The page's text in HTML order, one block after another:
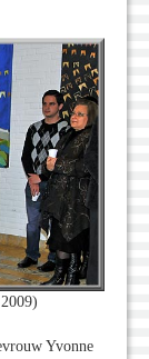
Yvonne